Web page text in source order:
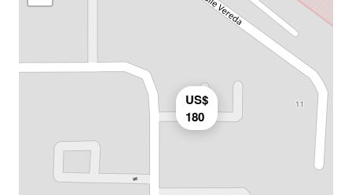
US$
180